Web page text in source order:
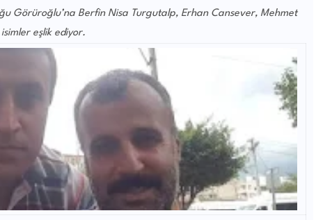
Görüroğlu’na Berfin Nisa Turgutalp, Erhan Cansever, Mehmet
eşlik ediyor.